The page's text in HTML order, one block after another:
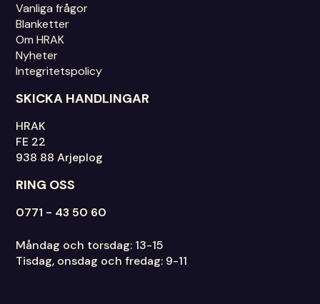
Vanliga frågor
Blanketter
Om HRAK
Nyheter
Integritetspolicy
SKICKA HANDLINGAR
HRAK
FE 22
938 88 Arjeplog
RING OSS
0771 - 43 50 60
Måndag och torsdag: 13-15
Tisdag, onsdag och fredag: 9-11